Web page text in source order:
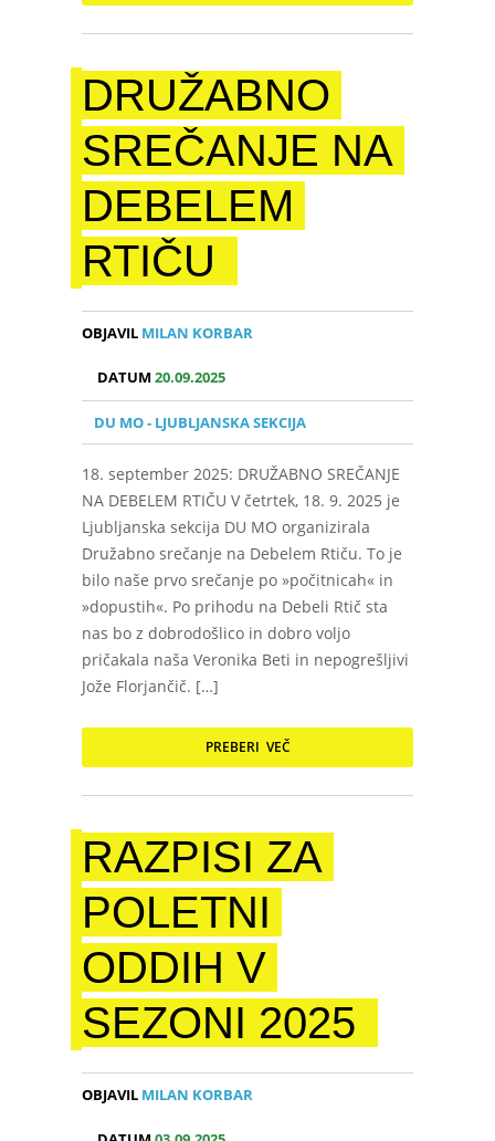
DRUŽABNO
SREČANJE NA
DEBELEM
RTIČU
OBJAVIL MILAN KORBAR
DATUM20.09.2025
DU MO - LJUBLJANSKA SEKCIJA
18. september 2025: DRUŽABNO SREČANJE
NA DEBELEM RTIČU V četrtek, 18. 9. 2025 je
Ljubljanska sekcija DU MO organizirala
Družabno srečanje na Debelem Rtiču. To je
bilo naše prvo srečanje po »počitnicah« in
»dopustih«. Po prihodu na Debeli Rtič sta
nas bo z dobrodošlico in dobro voljo
pričakala naša Veronika Beti in nepogrešljivi
Jože Florjančič. […]
PREBERI VEČ
RAZPISI ZA
POLETNI
ODDIH V
SEZONI 2025
OBJAVIL MILAN KORBAR